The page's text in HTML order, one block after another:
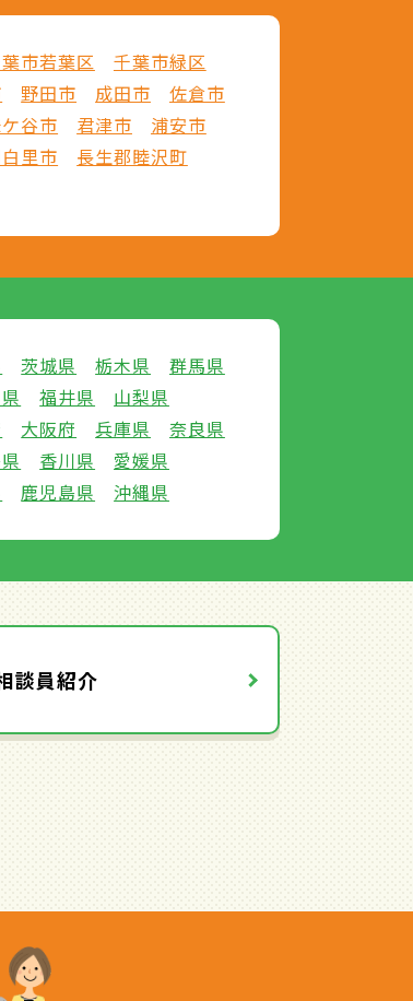
市若葉区
千葉市緑区
野田市 成田市
佐倉市
谷市 君津市
浦安市
里市
長生郡睦沢町
茨城県 栃木県
群馬県
福井県
山梨県
大阪府 兵庫県
奈良県
香川県
愛媛県
鹿児島県 沖縄県
談員紹介